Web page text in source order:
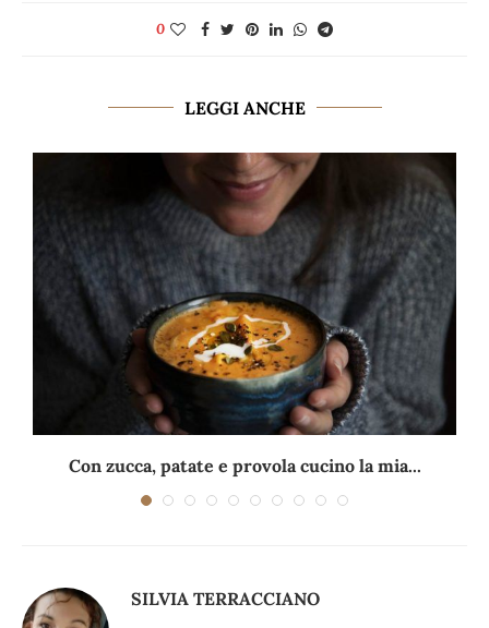
0
LEGGI ANCHE
Con zucca, patate e provola cucino la mia...
SILVIA TERRACCIANO